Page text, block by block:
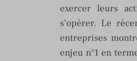
exercer leurs
s’opérer. Le
entreprises
enjeu n°1 en